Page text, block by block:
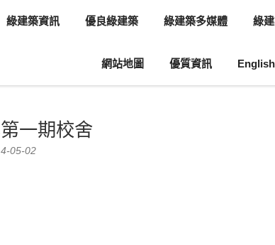
綠建築資訊 優良綠建築 綠建築多媒體 綠
網站地圖 優質資訊 English
一期校舍
05-02